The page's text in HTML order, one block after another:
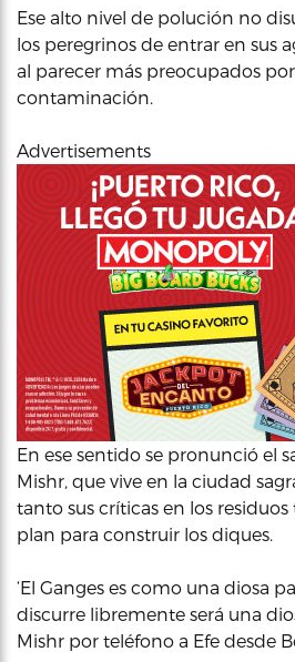
Ese alto nivel de polución no
los peregrinos de entrar en sus
al parecer más preocupados
contaminación.
Advertisements
En ese sentido se pronunció el
Mishr, que vive en la ciudad
tanto sus críticas en los
plan para construir los diques.
‘El Ganges es como una diosa
discurre libremente será una
Mishr por teléfono a Efe desde